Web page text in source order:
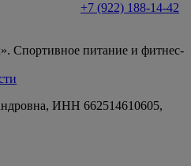
+7 (922) 188-14-42
Спортивное питание и фитнес-
ИНН 662514610605,